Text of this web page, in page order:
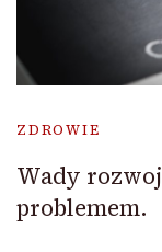
ZDROWIE
Wady
problemem.